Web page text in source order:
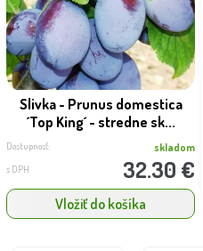
Slivka - Prunus domestica
´Top King´ - stredne sk...
Dostupnosť: skladom
s DPH 32.30 €
Vložiť do košíka